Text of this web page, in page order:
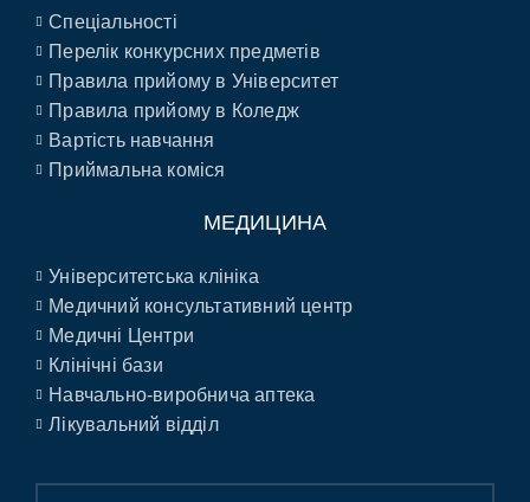
Спеціальності
Перелік конкурсних предметів
Правила прийому в Університет
Правила прийому в Коледж
Вартість навчання
Приймальна коміся
МЕДИЦИНА
Університетська клініка
Медичний консультативний центр
Медичні Центри
Клінічні бази
Навчально-виробнича аптека
Лікувальний відділ